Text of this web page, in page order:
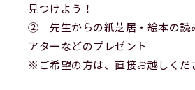
見つけよう！
② 先生からの紙芝居・絵本の読
アターなどのプレゼント
※ご希望の方は、直接お越しくだ